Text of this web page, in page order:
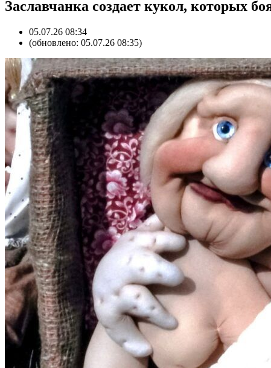
Заславчанка создает кукол, которых
05.07.26 08:34
(обновлено: 05.07.26 08:35)